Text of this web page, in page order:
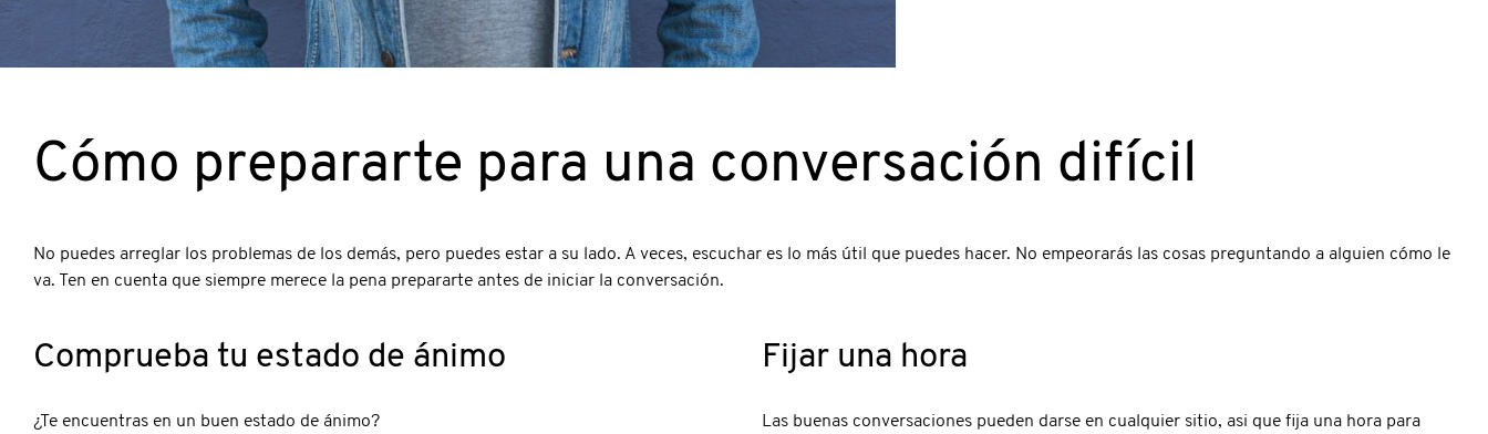
Cómo prepararte para una conversación difícil
No puedes arreglar los problemas de los demás, pero puedes estar a su lado. A veces, escuchar es lo más útil que puedes hacer. No empeorarás las cosas preguntando a alguien cómo le
va. Ten en cuenta que siempre merece la pena prepararte antes de iniciar la conversación.
Comprueba tu estado de ánimo
¿Te encuentras en un buen estado de ánimo?
Fijar una hora
Las buenas conversaciones pueden darse en cualquier sitio, asi que fija una hora para